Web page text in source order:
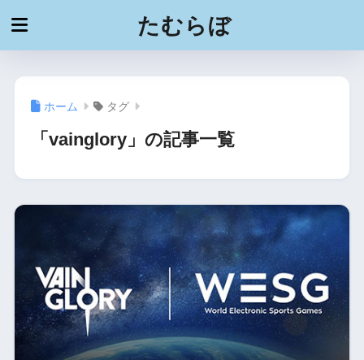
たむらぼ
ホーム タグ
「vainglory」の記事一覧